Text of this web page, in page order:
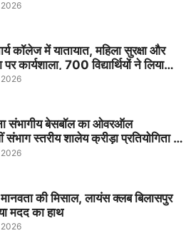
2026
कॉलेज में यातायात, महिला सुरक्षा और
पर कार्यशाला, 700 विद्यार्थियों ने लिया
संकल्प
संभागीय बेसबॉल का ओवरऑल
स्तरीय शालेय क्रीड़ा प्रतियोगिता में
में शानदार प्रदर्शन
2026
मानवता की मिसाल, लायंस क्लब बिलासपुर
मदद का हाथ
2026